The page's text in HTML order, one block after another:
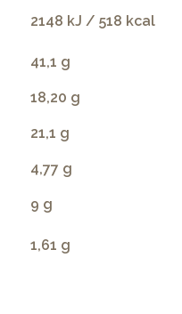
2148 kJ / 518 kcal
41,1 g
18,20 g
21,1 g
4,77 g
9 g
1,61 g